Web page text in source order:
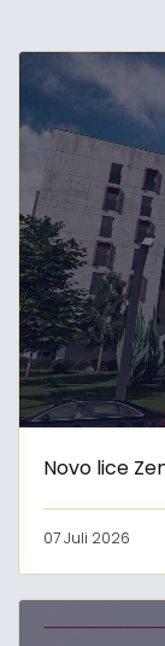
Novo lice
07 Juli 2026